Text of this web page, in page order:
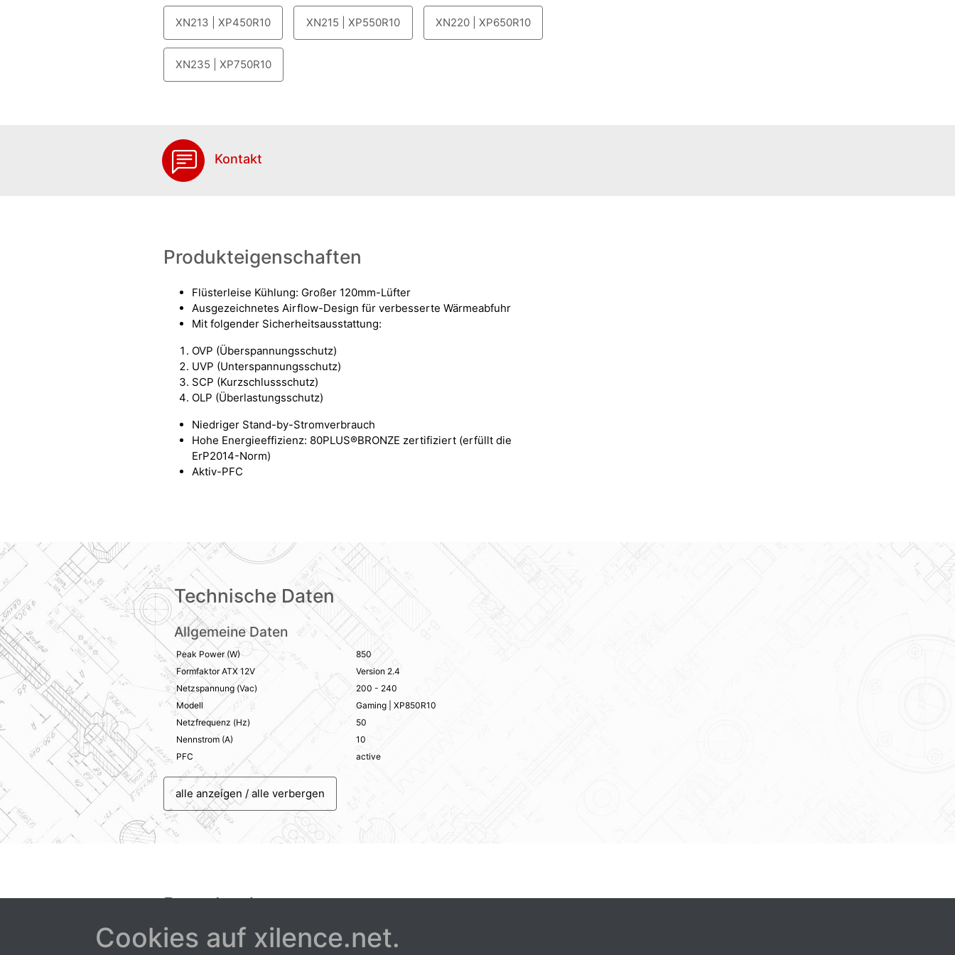
XN213 | XP450R10 XN215 | XP550R10 XN220 | XP650R10
XN235 | XP750R10
Kontakt
Produkteigenschaften
Flüsterleise Kühlung: Großer 120mm-Lüfter
Ausgezeichnetes Airflow-Design für verbesserte Wärmeabfuhr
Mit folgender Sicherheitsausstattung:
OVP (Überspannungsschutz)
UVP (Unterspannungsschutz)
SCP (Kurzschlussschutz)
OLP (Überlastungsschutz)
Niedriger Stand-by-Stromverbrauch
Hohe Energieeffizienz: 80PLUS®BRONZE zertifiziert (erfüllt die
ErP2014-Norm)
Aktiv-PFC
Technische Daten
Allgemeine Daten
Peak Power (W)
850
Formfaktor ATX 12V
Version 2.4
Netzspannung (Vac)
200 - 240
Modell
Gaming | XP850R10
Netzfrequenz (Hz)
50
Nennstrom (A)
10
PFC
active
alle anzeigen / alle verbergen
Downloads
Cookies auf xilence.net.